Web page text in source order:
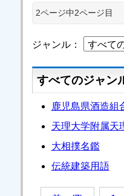
2ページ中2ページ目
ジャンル：
すべてのジャン
鹿児島県酒造組
天理大学附属天
大相撲名鑑
伝統建築用語